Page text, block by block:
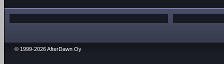
© 1999-2026 AfterDawn Oy